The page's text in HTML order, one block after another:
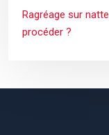
Ragréage sur
procéder ?